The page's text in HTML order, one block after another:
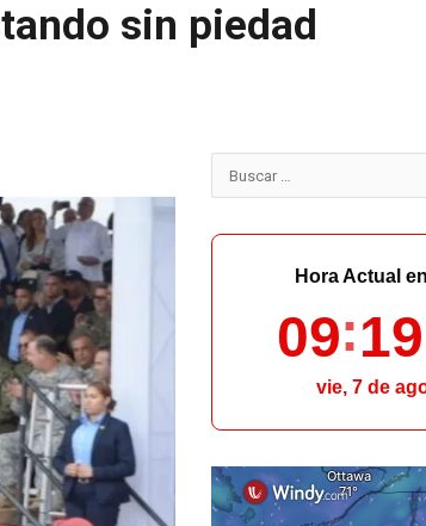
sin piedad
Buscar:
Hora Actual
09 19
vie, 7 de